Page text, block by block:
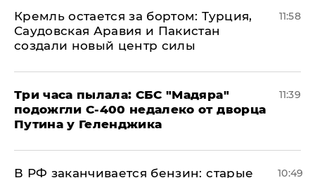
​Кремль остается за бортом: Турция,
Саудовская Аравия и Пакистан
создали новый центр силы
11:58
Три часа пылала: СБС "Мадяра"
подожгли С-400 недалеко от дворца
Путина у Геленджика
11:39
​В РФ заканчивается бензин: старые
10:49